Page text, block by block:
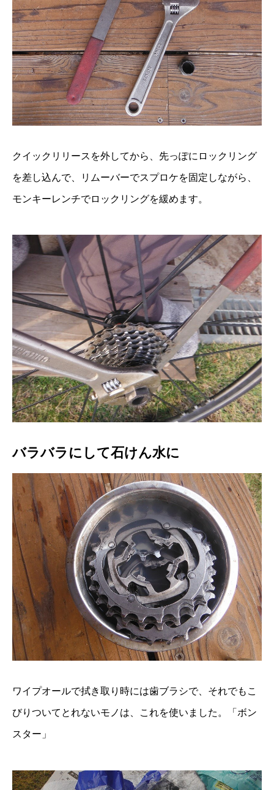
クイックリリースを外してから、先っぽにロックリング
を差し込んで、リムーバーでスプロケを固定しながら、
モンキーレンチでロックリングを緩めます。
バラバラにして石けん水に
ワイプオールで拭き取り時には歯ブラシで、それでもこ
びりついてとれないモノは、これを使いました。「ボン
スター」